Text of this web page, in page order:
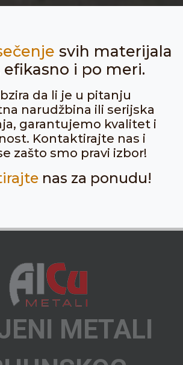
svih materijala
efikasno i po meri.
da li je u pitanju
narudžbina ili serijska
garantujemo kvalitet i
Kontaktirajte nas i
zašto smo pravi izbor!
nas za ponudu!
METALI